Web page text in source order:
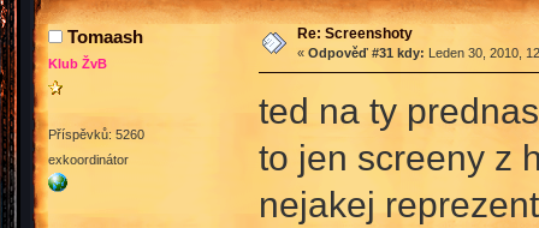
Tomaash
Klub ŽvB
Příspěvků: 5260
exkoordinátor
Re: Screenshoty
« Odpověď #31 kdy: Leden 30, 2010,
ted na ty
to jen screeny z
nejakej